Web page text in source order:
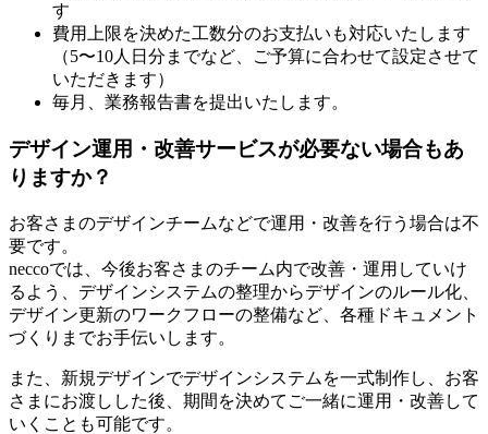
す
費用上限を決めた工数分のお支払いも対応いたします
（5〜10人日分までなど、ご予算に合わせて設定させて
いただきます）
毎月、業務報告書を提出いたします。
デザイン運用・改善サービスが必要ない場合もあ
りますか？
お客さまのデザインチームなどで運用・改善を行う場合は不
要です。
neccoでは、今後お客さまのチーム内で改善・運用していけ
るよう、デザインシステムの整理からデザインのルール化、
デザイン更新のワークフローの整備など、各種ドキュメント
づくりまでお手伝いします。
また、新規デザインでデザインシステムを一式制作し、お客
さまにお渡しした後、期間を決めてご一緒に運用・改善して
いくことも可能です。